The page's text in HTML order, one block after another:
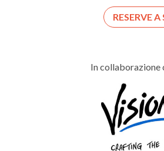
RESERVE A
In collaborazione